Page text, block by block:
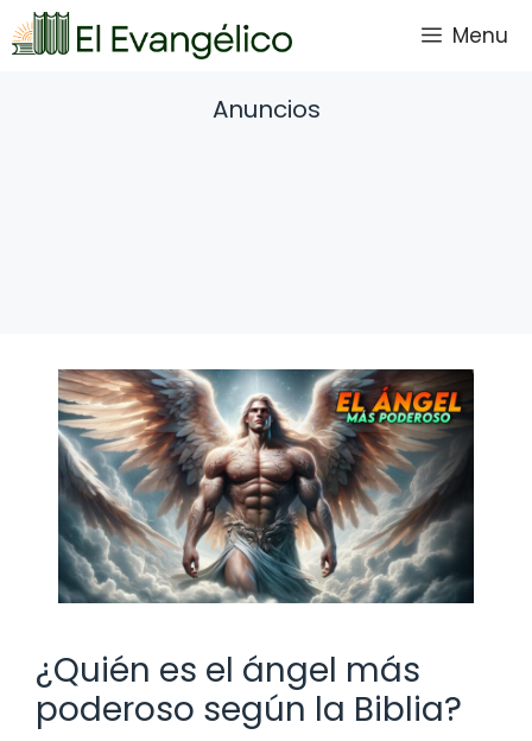
Saltar
al
Menu
Anuncios
¿Quién es el ángel más
poderoso según la Biblia?